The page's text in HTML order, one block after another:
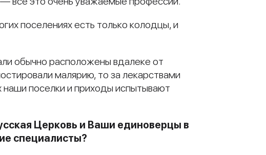
поселениях есть только колодцы, и
обычно расположены вдалеке от
малярию, то за лекарствами
наши поселки и приходы испытывают
Церковь и Ваши единоверцы в
специалисты?